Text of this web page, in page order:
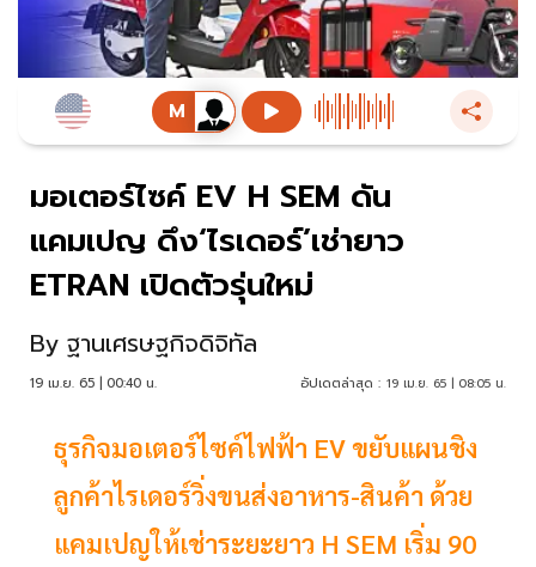
มอเตอร์ไซค์ EV H SEM ดัน
แคมเปญ ดึง‘ไรเดอร์’เช่ายาว
ETRAN เปิดตัวรุ่นใหม่
By ฐานเศรษฐกิจดิจิทัล
19 เม.ย. 65 | 00:40 น. อัปเดตล่าสุด : 19 เม.ย. 65 | 08:05 น.
ธุรกิจมอเตอร์ไซค์ไฟฟ้า EV ขยับแผนชิง
ลูกค้าไรเดอร์วิ่งขนส่งอาหาร-สินค้า ด้วย
แคมเปญให้เช่าระยะยาว H SEM เริ่ม 90